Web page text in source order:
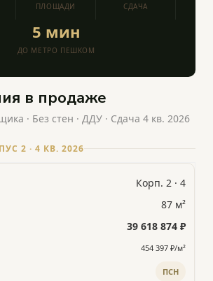
ПЛОЩАДИ СДАЧА
5 мин
ДО МЕТРО ПЕШКОМ
в продаже
· Без стен · ДДУ · Сдача 4 кв. 2026
2 · 4 КВ. 2026
Корп. 2 · 4
87 м²
39 618 874 ₽
454 397 ₽/м²
ПСН